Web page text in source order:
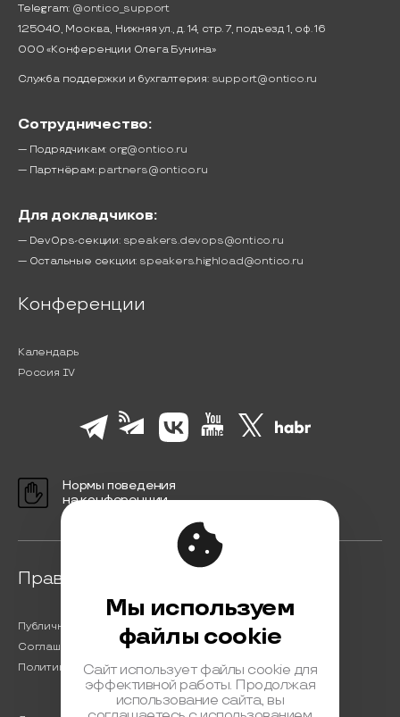
Telegram: @ontico_support
125040, Москва, Нижняя ул., д. 14, стр. 7, подъезд 1, оф. 16
ООО «Конференции Олега Бунина»
Служба поддержки и бухгалтерия: support@ontico.ru
Сотрудничество:
— Подрядчикам: org@ontico.ru
— Партнёрам: partners@ontico.ru
Для докладчиков:
— DevOps-секции: speakers.devops@ontico.ru
— Остальные секции: speakers.highload@ontico.ru
Конференции
Календарь
Россия IV
Нормы поведения
на конференции
Правовая информация
Публичная оферта
Соглашение на обработку персональных данных
Политика обработки персональных данных
Мы используем
файлы cookie
Сайт использует файлы cookie для
эффективной работы. Продолжая
использование сайта, вы